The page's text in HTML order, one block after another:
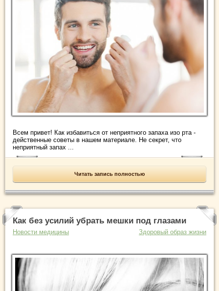
Всем привет! Как избавиться от неприятного запаха изо рта -
действенные советы в нашем материале. Не секрет, что
неприятный запах ...
Читать запись полностью
Как без усилий убрать мешки под глазами
Новости медицины Здоровый образ жизни